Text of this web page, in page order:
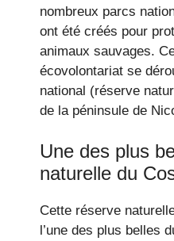
nombreux parcs
ont été créés pour
animaux sauvages.
écovolontariat se
national (réserve
de la péninsule de
Une des plus
naturelle du
Cette réserve
l’une des plus belles